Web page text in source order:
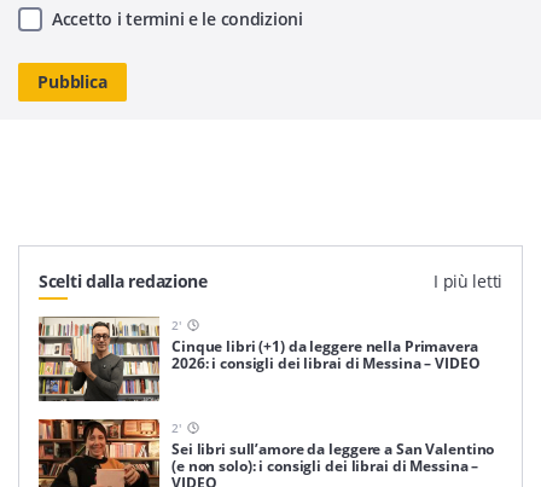
Accetto i termini e le condizioni
Scelti dalla redazione I più letti
2'
Cinque libri (+1) da leggere nella Primavera
2026: i consigli dei librai di Messina – VIDEO
2'
Sei libri sull’amore da leggere a San Valentino
(e non solo): i consigli dei librai di Messina –